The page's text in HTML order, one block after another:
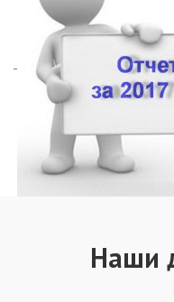
Наши